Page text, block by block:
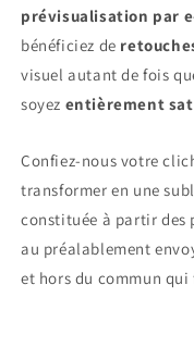
prévisualisation par
bénéficiez de
visuel autant de fois
soyez entièrement
Confiez-nous votre
transformer en une
constituée à partir des
au préalablement
et hors du commun